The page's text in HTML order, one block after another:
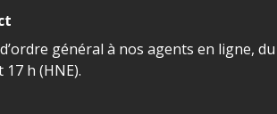
général à nos agents en ligne,
h (HNE).